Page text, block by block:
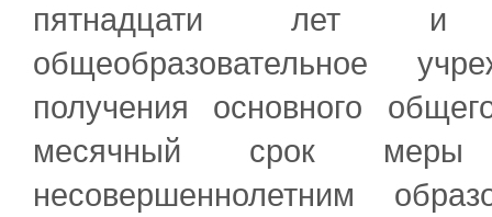
пятнадцати лет и
общеобразовательное
получения основного
месячный срок меры
несовершеннолетним